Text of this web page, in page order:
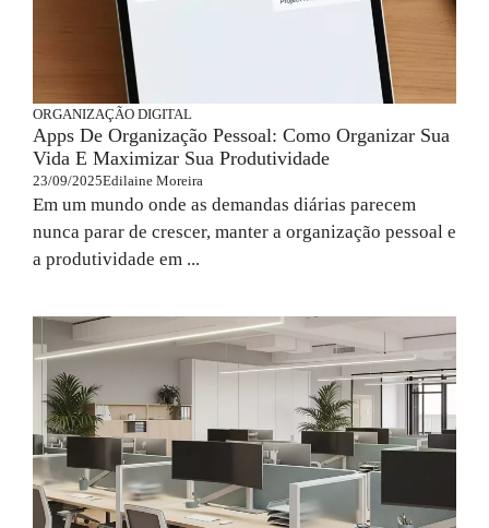
ORGANIZAÇÃO DIGITAL
Apps De Organização Pessoal: Como Organizar Sua
Vida E Maximizar Sua Produtividade
23/09/2025Edilaine Moreira
Em um mundo onde as demandas diárias parecem
nunca parar de crescer, manter a organização pessoal e
a produtividade em ...